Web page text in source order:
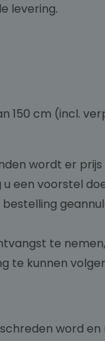
levering.
150 cm (incl.
wordt er
een voorstel
te
te kunnen
word en